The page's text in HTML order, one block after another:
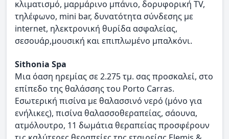
κλιματισμό, μαρμάρινο μπάνιο, δορυφορική TV,
τηλέφωνο, mini bar, δυνατότητα σύνδεσης με
internet, ηλεκτρονική θυρίδα ασφαλείας,
σεσουάρ,μουσική και επιπλωμένο μπαλκόνι.
Sithonia Spa
Μια όαση ηρεμίας σε 2.275 τμ. σας προσκαλεί, στο
επίπεδο της θαλάσσης του Porto Carras.
Εσωτερική πισίνα με θαλασσινό νερό (μόνο για
ενήλικες), πισίνα θαλασσοθεραπείας, σάουνα,
ατμόλουτρο, 11 δωμάτια θεραπείας προσφέρουν